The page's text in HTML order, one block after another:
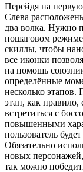
Перейдя на
Слева
два волка. Нужно
пошаговом
скиллы, чтобы
все иконки
на помощь
определённые
несколько
этап, как
встретиться с
повышенными
пользователь
Обязательно
новых
так можно